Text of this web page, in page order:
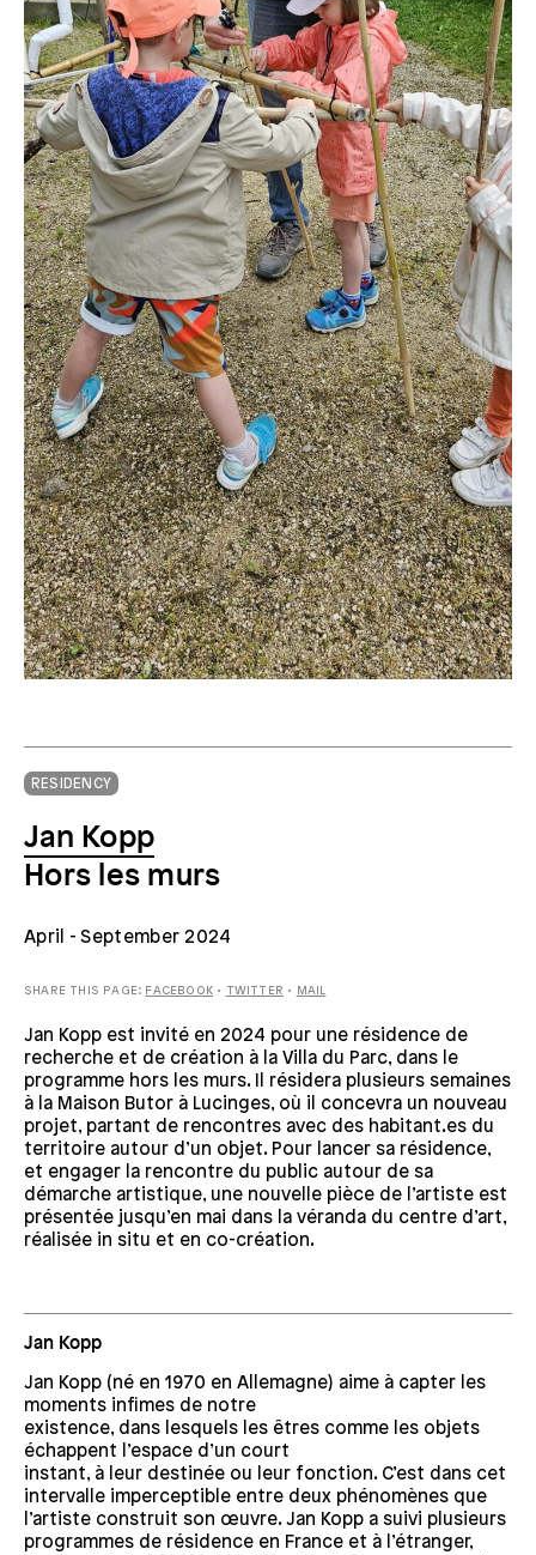
RESIDENCY
Jan Kopp
Hors les murs
April - September 2024
SHARE THIS PAGE: FACEBOOK • TWITTER • MAIL
Jan Kopp est invité en 2024 pour une résidence de
recherche et de création à la Villa du Parc, dans le
programme hors les murs. Il résidera plusieurs semaines
à la Maison Butor à Lucinges, où il concevra un nouveau
projet, partant de rencontres avec des habitant.es du
territoire autour d’un objet. Pour lancer sa résidence,
et engager la rencontre du public autour de sa
démarche artistique, une nouvelle pièce de l’artiste est
présentée jusqu’en mai dans la véranda du centre d’art,
réalisée in situ et en co-création.
Jan Kopp
Jan Kopp (né en 1970 en Allemagne) aime à capter les
moments infimes de notre
existence, dans lesquels les êtres comme les objets
échappent l’espace d’un court
instant, à leur destinée ou leur fonction. C’est dans cet
intervalle imperceptible entre deux phénomènes que
l’artiste construit son œuvre. Jan Kopp a suivi plusieurs
programmes de résidence en France et à l’étranger,